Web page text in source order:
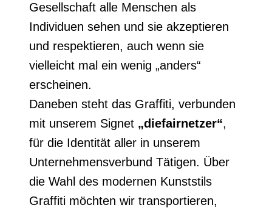
Gesellschaft alle Menschen als
Individuen sehen und sie akzeptieren
und respektieren, auch wenn sie
vielleicht mal ein wenig „anders“
erscheinen.
Daneben steht das Graffiti, verbunden
mit unserem Signet „diefairnetzer“,
für die Identität aller in unserem
Unternehmensverbund Tätigen. Über
die Wahl des modernen Kunststils
Graffiti möchten wir transportieren,